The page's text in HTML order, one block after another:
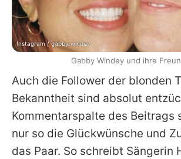
Auch die Follower der blonden
Bekanntheit sind absolut
Kommentarspalte des Beitrags
nur so die Glückwünsche und
das Paar. So schreibt Sängerin
Instagram / gabby.windey
Gabby Windey und ihre